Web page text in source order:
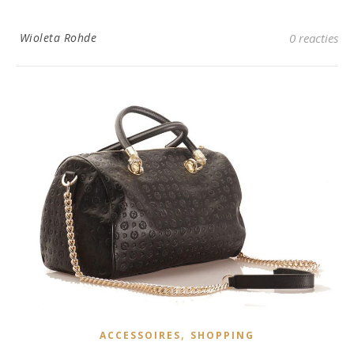
Wioleta Rohde 0 reacties
ACCESSOIRES, SHOPPING